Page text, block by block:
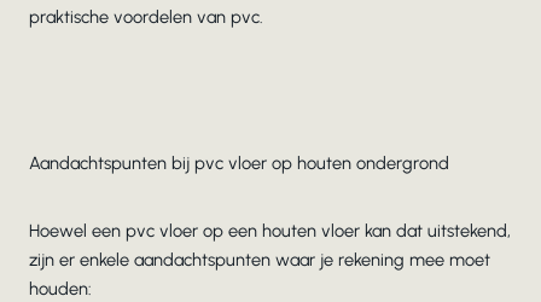
praktische voordelen van pvc.
Aandachtspunten bij pvc vloer op houten ondergrond
Hoewel een pvc vloer op een houten vloer kan dat uitstekend,
zijn er enkele aandachtspunten waar je rekening mee moet
houden: